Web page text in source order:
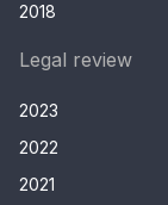
2018
Legal review
2023
2022
2021